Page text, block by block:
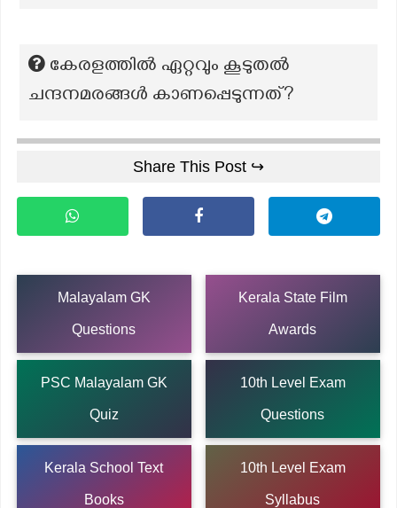
കേരളത്തില്‍ ഏറ്റവും കൂടുതല്‍
ചന്ദനമരങ്ങള്‍ കാണപ്പെടുന്നത്?
Share This Post ↪
Malayalam GK
Questions
Kerala State Film
Awards
PSC Malayalam GK
Quiz
10th Level Exam
Questions
Kerala School Text
Books
10th Level Exam
Syllabus